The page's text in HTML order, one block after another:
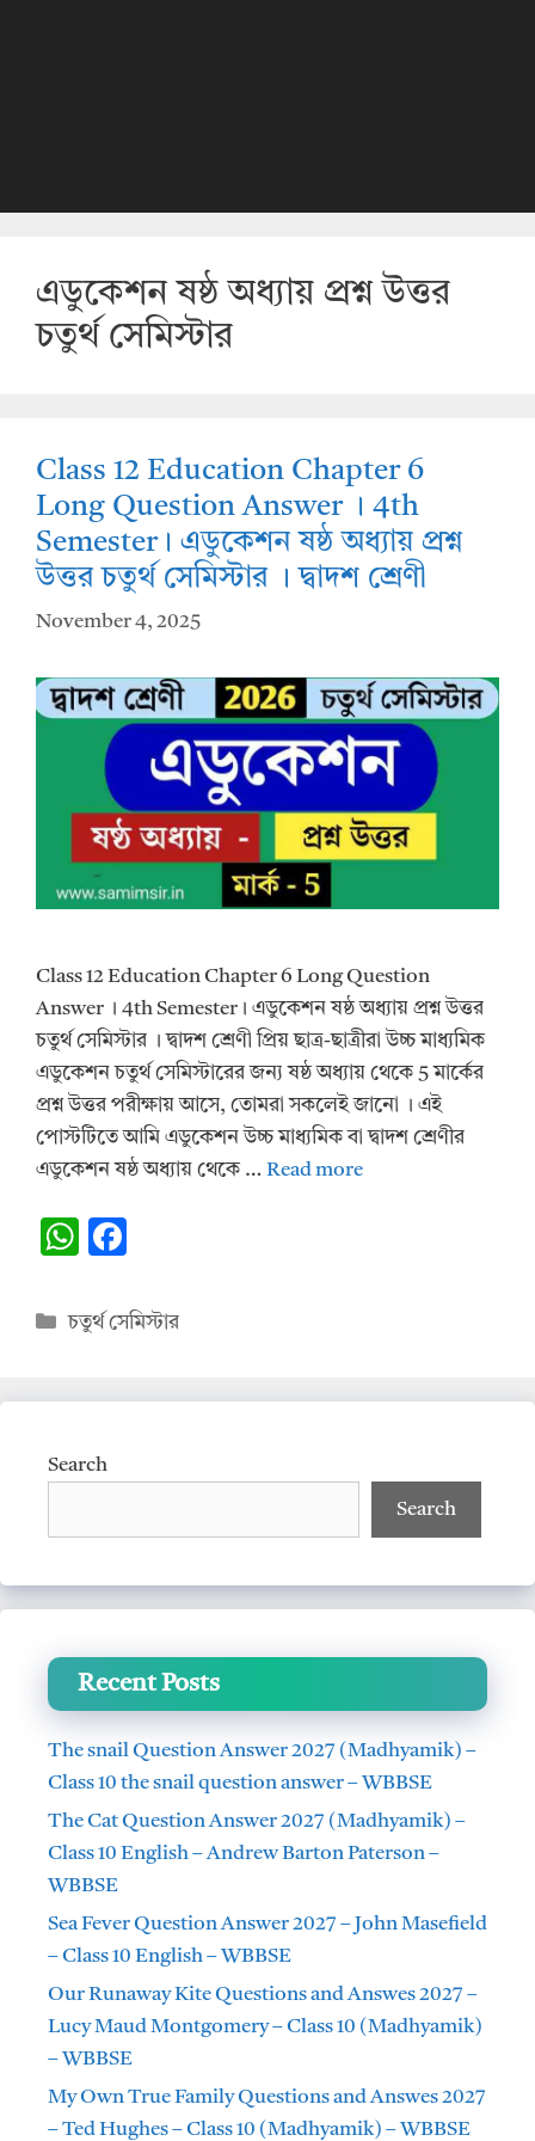
এডুকেশন ষষ্ঠ অধ্যায় প্রশ্ন উত্তর
চতুর্থ সেমিস্টার
Class 12 Education Chapter 6
Long Question Answer । 4th
Semester। এডুকেশন ষষ্ঠ অধ্যায় প্রশ্ন
উত্তর চতুর্থ সেমিস্টার । দ্বাদশ শ্রেণী
November 4, 2025
Class 12 Education Chapter 6 Long Question
Answer । 4th Semester। এডুকেশন ষষ্ঠ অধ্যায় প্রশ্ন উত্তর
চতুর্থ সেমিস্টার । দ্বাদশ শ্রেণী প্রিয় ছাত্র-ছাত্রীরা উচ্চ মাধ্যমিক
এডুকেশন চতুর্থ সেমিস্টারের জন্য ষষ্ঠ অধ্যায় থেকে 5 মার্কের
প্রশ্ন উত্তর পরীক্ষায় আসে, তোমরা সকলেই জানো । এই
পোস্টটিতে আমি এডুকেশন উচ্চ মাধ্যমিক বা দ্বাদশ শ্রেণীর
এডুকেশন ষষ্ঠ অধ্যায় থেকে … Read more
W
at
A
p
e
o
Categories
চতুর্থ সেমিস্টার
Search
Search
Recent Posts
The snail Question Answer 2027 (Madhyamik) –
Class 10 the snail question answer – WBBSE
The Cat Question Answer 2027 (Madhyamik) –
Class 10 English – Andrew Barton Paterson –
WBBSE
Sea Fever Question Answer 2027 – John Masefield
– Class 10 English – WBBSE
Our Runaway Kite Questions and Answes 2027 –
Lucy Maud Montgomery – Class 10 (Madhyamik)
– WBBSE
My Own True Family Questions and Answes 2027
– Ted Hughes – Class 10 (Madhyamik) – WBBSE